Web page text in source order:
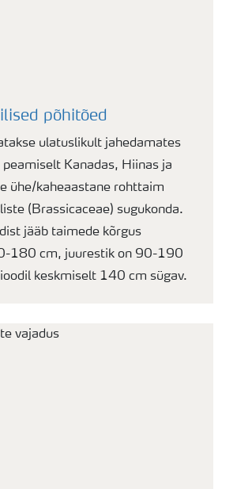
põhitõed
ulatuslikult jahedamates
peamiselt Kanadas, Hiinas ja
ühe/kaheaastane rohttaim
(Brassicaceae) sugukonda.
jääb taimede kõrgus
180 cm, juurestik on 90-190
keskmiselt 140 cm sügav.